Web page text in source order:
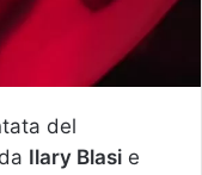
del
Ilary Blasi e